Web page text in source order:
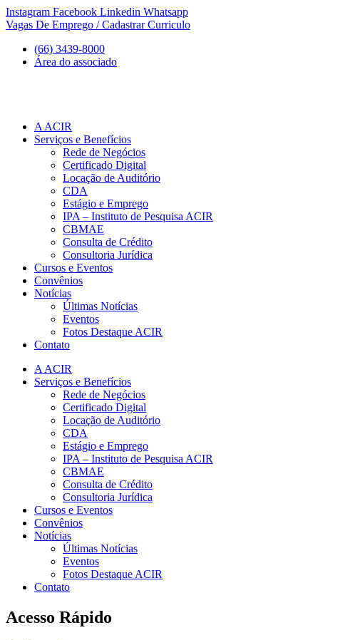
Ir
para
conteúdo
Instagram Facebook Linkedin Whatsapp
Vagas De Emprego / Cadastrar Curriculo
(66) 3439-8000
Área do associado
A ACIR
Serviços e Benefícios
Rede de Negócios
Certificado Digital
Locação de Auditório
CDA
Estágio e Emprego
IPA – Instituto de Pesquisa ACIR
CBMAE
Consulta de Crédito
Consultoria Jurídica
Cursos e Eventos
Convênios
Notícias
Últimas Notícias
Eventos
Fotos Destaque ACIR
Contato
A ACIR
Serviços e Benefícios
Rede de Negócios
Certificado Digital
Locação de Auditório
CDA
Estágio e Emprego
IPA – Instituto de Pesquisa ACIR
CBMAE
Consulta de Crédito
Consultoria Jurídica
Cursos e Eventos
Convênios
Notícias
Últimas Notícias
Eventos
Fotos Destaque ACIR
Contato
Acesso Rápido